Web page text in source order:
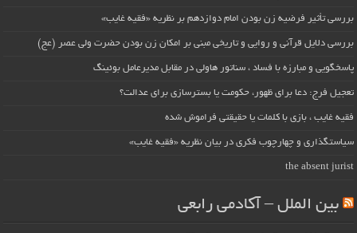
بررسی تأثیر فرضیه زن بودن امام دوازدهم بر نظریه «فقیه غایب»
بررسی دلایل قرآنی و روایی و تاریخی مبنی بر امکان زن بودن حضرت ولی عصر (عج)
پاسخگویی و مبارزه با فساد ، سناتور هاولی در مقابل مدیرعامل بوئینگ
تعجیل فرج: دعا برای ظهور، حکومت یا بسترسازی برای عدالت؟
فقیه غایب ، بازی با کلمات یا حقیقتی فراموش شده
سیاستگذاری و چهارچوب فکری در بیان نظریه «فقیه غایب»
the absent jurist
بین الملل – آکادمی رابعی